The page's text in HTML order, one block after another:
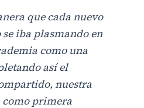
que cada nuevo
iba plasmando en
como una
así el
nuestra
primera